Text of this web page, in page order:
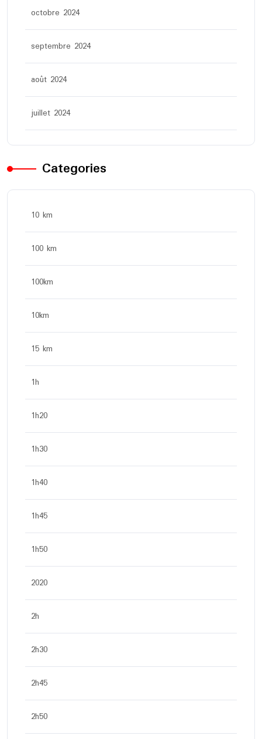
octobre 2024
septembre 2024
août 2024
juillet 2024
Categories
10 km
100 km
100km
10km
15 km
1h
1h20
1h30
1h40
1h45
1h50
2020
2h
2h30
2h45
2h50